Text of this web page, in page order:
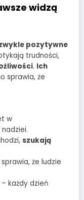
widzą
pozytywne
trudności,
. Ich
sprawia, że
w
szukają
że ludzie
– każdy dzień